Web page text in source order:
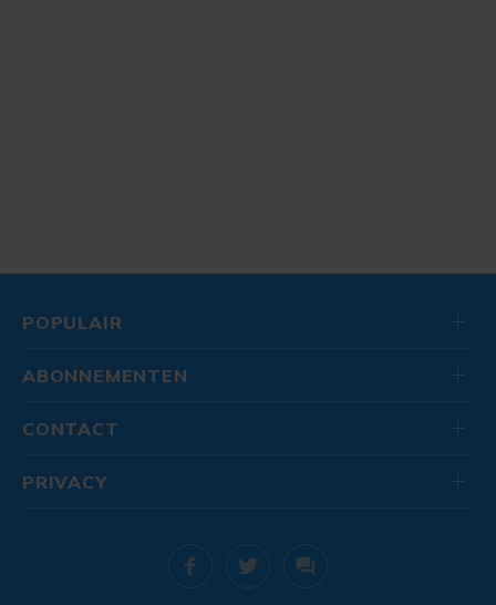
POPULAIR
ABONNEMENTEN
CONTACT
PRIVACY